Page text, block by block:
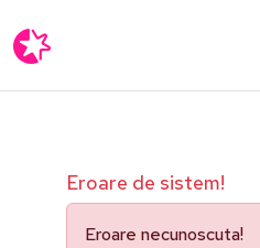
Eroare de sistem!
Eroare necunoscuta!